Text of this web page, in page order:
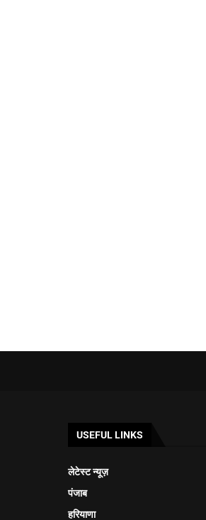
USEFUL LINKS
लेटेस्ट न्यूज़
पंजाब
हरियाणा